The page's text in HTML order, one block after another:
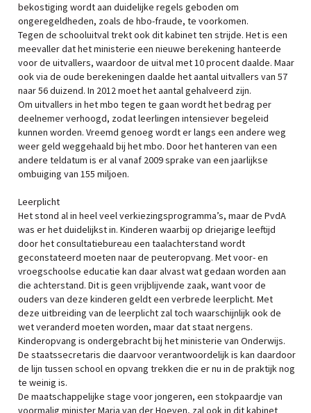
bekostiging wordt aan duidelijke regels geboden om
ongeregeldheden, zoals de hbo-fraude, te voorkomen.
Tegen de schooluitval trekt ook dit kabinet ten strijde. Het is een
meevaller dat het ministerie een nieuwe berekening hanteerde
voor de uitvallers, waardoor de uitval met 10 procent daalde. Maar
ook via de oude berekeningen daalde het aantal uitvallers van 57
naar 56 duizend. In 2012 moet het aantal gehalveerd zijn.
Om uitvallers in het mbo tegen te gaan wordt het bedrag per
deelnemer verhoogd, zodat leerlingen intensiever begeleid
kunnen worden. Vreemd genoeg wordt er langs een andere weg
weer geld weggehaald bij het mbo. Door het hanteren van een
andere teldatum is er al vanaf 2009 sprake van een jaarlijkse
ombuiging van 155 miljoen.
Leerplicht
Het stond al in heel veel verkiezingsprogramma’s, maar de PvdA
was er het duidelijkst in. Kinderen waarbij op driejarige leeftijd
door het consultatiebureau een taalachterstand wordt
geconstateerd moeten naar de peuteropvang. Met voor- en
vroegschoolse educatie kan daar alvast wat gedaan worden aan
die achterstand. Dit is geen vrijblijvende zaak, want voor de
ouders van deze kinderen geldt een verbrede leerplicht. Met
deze uitbreiding van de leerplicht zal toch waarschijnlijk ook de
wet veranderd moeten worden, maar dat staat nergens.
Kinderopvang is ondergebracht bij het ministerie van Onderwijs.
De staatssecretaris die daarvoor verantwoordelijk is kan daardoor
de lijn tussen school en opvang trekken die er nu in de praktijk nog
te weinig is.
De maatschappelijke stage voor jongeren, een stokpaardje van
voormalig minister Maria van der Hoeven, zal ook in dit kabinet